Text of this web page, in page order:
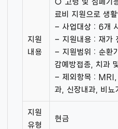
지원
내용
료비 지원으로 생
– 사업대상 : 6개
– 지원내용 : 재가
– 지원범위 : 순환
감예방접종, 치과
– 제외항목 : MRI,
과, 신장내과, 비뇨
지원
유형
현금